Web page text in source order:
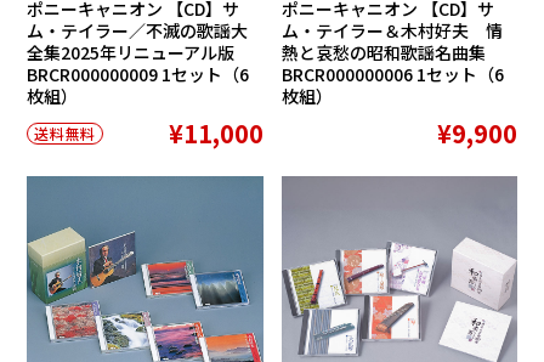
ポニーキャニオン 【CD】サ
ム・テイラー／不滅の歌謡大
全集2025年リニューアル版
BRCR000000009 1セット（6
枚組）
送料無料 ¥11,000
ポニーキャニオン 【CD】サ
ム・テイラー＆木村好夫 情
熱と哀愁の昭和歌謡名曲集
BRCR000000006 1セット（6
枚組）
¥9,900